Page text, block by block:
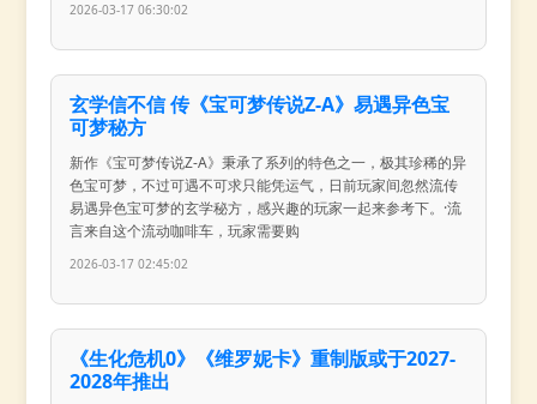
2026-03-17 06:30:02
玄学信不信 传《宝可梦传说Z-A》易遇异色宝
可梦秘方
新作《宝可梦传说Z-A》秉承了系列的特色之一，极其珍稀的异
色宝可梦，不过可遇不可求只能凭运气，日前玩家间忽然流传
易遇异色宝可梦的玄学秘方，感兴趣的玩家一起来参考下。·流
言来自这个流动咖啡车，玩家需要购
2026-03-17 02:45:02
《生化危机0》《维罗妮卡》重制版或于2027-
2028年推出